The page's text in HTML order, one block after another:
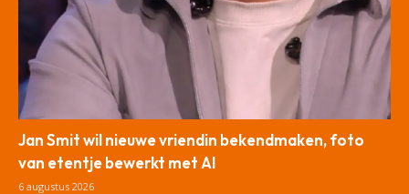
Jan Smit wil nieuwe vriendin bekendmaken, foto
van etentje bewerkt met AI
6 augustus 2026